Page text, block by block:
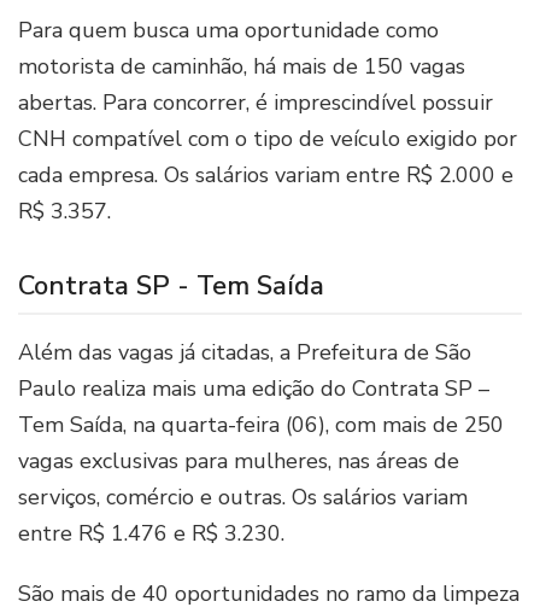
Para quem busca uma oportunidade como
motorista de caminhão, há mais de 150 vagas
abertas. Para concorrer, é imprescindível possuir
CNH compatível com o tipo de veículo exigido por
cada empresa. Os salários variam entre R$ 2.000 e
R$ 3.357.
Contrata SP - Tem Saída
Além das vagas já citadas, a Prefeitura de São
Paulo realiza mais uma edição do Contrata SP –
Tem Saída, na quarta-feira (06), com mais de 250
vagas exclusivas para mulheres, nas áreas de
serviços, comércio e outras. Os salários variam
entre R$ 1.476 e R$ 3.230.
São mais de 40 oportunidades no ramo da limpeza